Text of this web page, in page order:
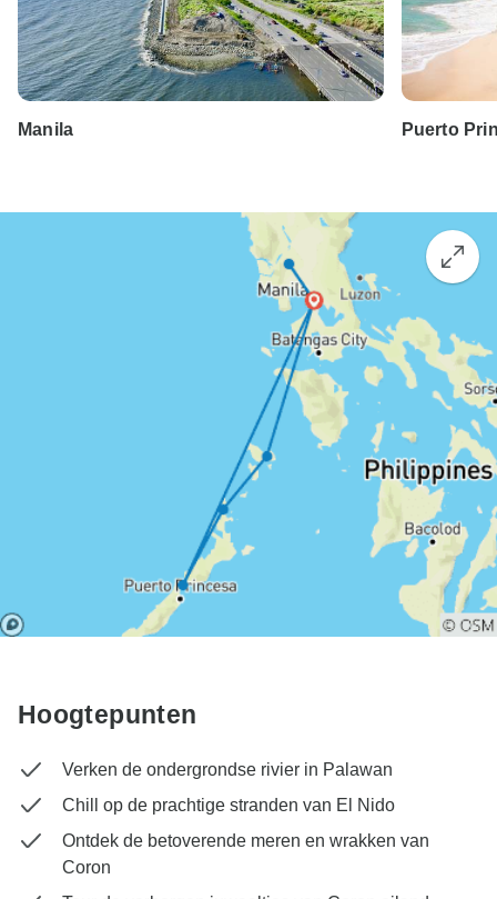
Manila Puerto
Hoogtepunten
Verken de ondergrondse rivier in Palawan
Chill op de prachtige stranden van El Nido
Ontdek de betoverende meren en wrakken van
Coron